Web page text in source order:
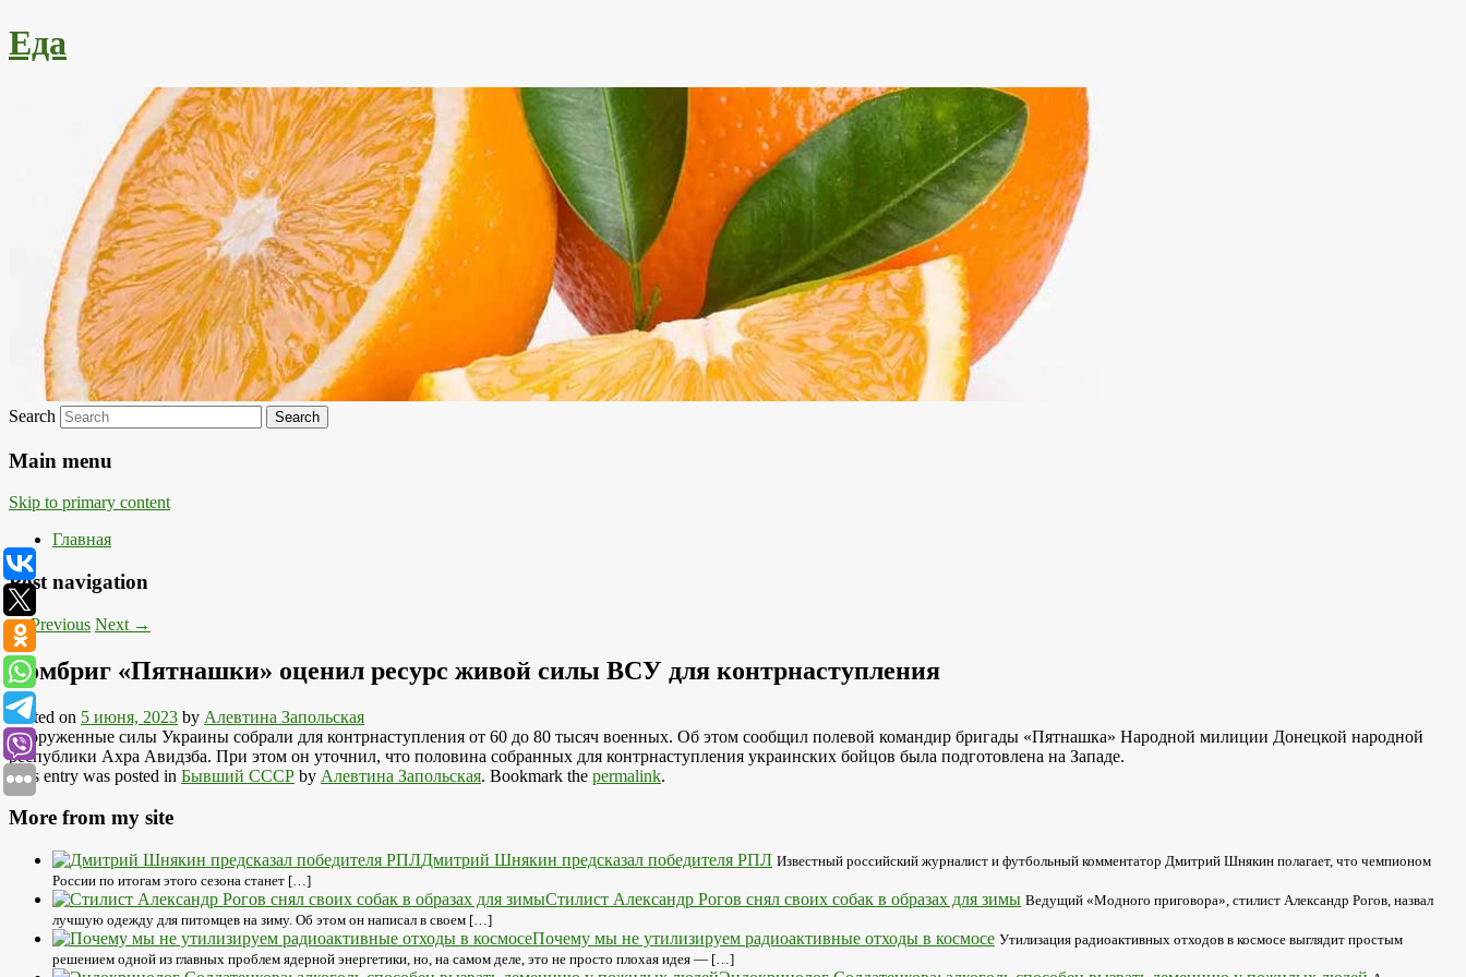
Еда
Search
Main menu
Skip to primary content
Главная
Post navigation
←Previous Next →
Комбриг «Пятнашки» оценил ресурс живой силы ВСУ для контрнаступления
Posted on 5 июня, 2023 by Алевтина Запольская
Вооруженные силы Украины собрали для контрнаступления от 60 до 80 тысяч военных. Об этом сообщил полевой командир бригады «Пятнашка» Народной милиции Донецкой народной
республики Ахра Авидзба. При этом он уточнил, что половина собранных для контрнаступления украинских бойцов была подготовлена на Западе.
This entry was posted in Бывший СССР by Алевтина Запольская. Bookmark the permalink.
More from my site
Дмитрий Шнякин предсказал победителя РПЛ Известный российский журналист и футбольный комментатор Дмитрий Шнякин полагает, что чемпионом
России по итогам этого сезона станет […]
Стилист Александр Рогов снял своих собак в образах для зимы Ведущий «Модного приговора», стилист Александр Рогов, назвал
лучшую одежду для питомцев на зиму. Об этом он написал в своем […]
Почему мы не утилизируем радиоактивные отходы в космосе Утилизация радиоактивных отходов в космосе выглядит простым
решением одной из главных проблем ядерной энергетики, но, на самом деле, это не просто плохая идея — […]